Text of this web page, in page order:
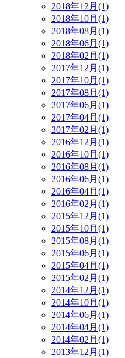
2018年12月(1)
2018年10月(1)
2018年08月(1)
2018年06月(1)
2018年02月(1)
2017年12月(1)
2017年10月(1)
2017年08月(1)
2017年06月(1)
2017年04月(1)
2017年02月(1)
2016年12月(1)
2016年10月(1)
2016年08月(1)
2016年06月(1)
2016年04月(1)
2016年02月(1)
2015年12月(1)
2015年10月(1)
2015年08月(1)
2015年06月(1)
2015年04月(1)
2015年02月(1)
2014年12月(1)
2014年10月(1)
2014年06月(1)
2014年04月(1)
2014年02月(1)
2013年12月(1)